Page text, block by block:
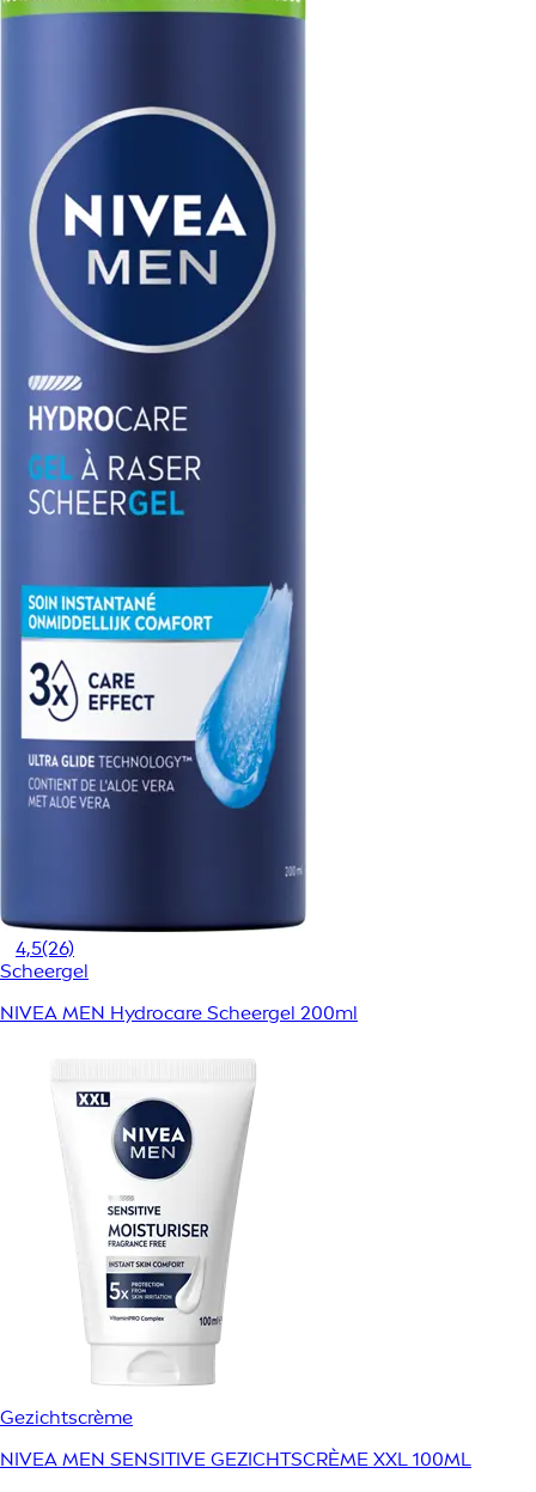
4,5(26)
Scheergel
NIVEA MEN Hydrocare Scheergel 200ml
Gezichtscrème
NIVEA MEN SENSITIVE GEZICHTSCRÈME XXL 100ML